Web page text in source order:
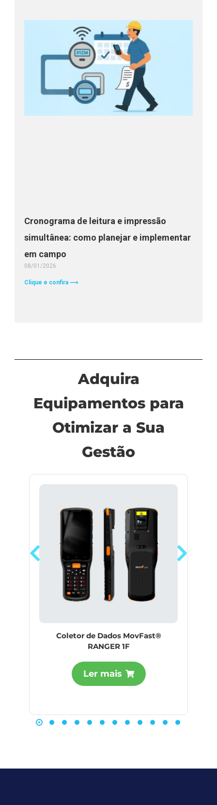
Cronograma de leitura e impressão
simultânea: como planejar e implementar
em campo
08/01/2026
Clique e confira ⟶
Adquira
Equipamentos para
Otimizar a Sua
Gestão
Coletor de Dados MovFast®
RANGER 1F
Ler mais